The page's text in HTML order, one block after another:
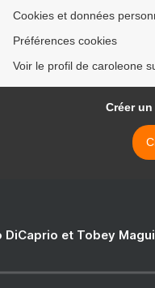
Cookies et données
Préférences cookies
Voir le profil de caroleone
Créer
DiCaprio et Tobey